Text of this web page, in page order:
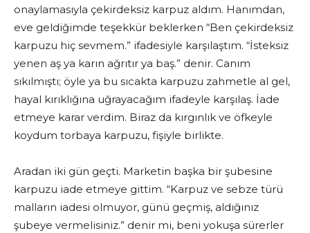
onaylamasıyla çekirdeksiz karpuz aldım. Hanımdan,
eve geldiğimde teşekkür beklerken “Ben çekirdeksiz
karpuzu hiç sevmem.” ifadesiyle karşılaştım. “İsteksiz
yenen aş ya karın ağrıtır ya baş.” denir. Canım
sıkılmıştı; öyle ya bu sıcakta karpuzu zahmetle al gel,
hayal kırıklığına uğrayacağım ifadeyle karşılaş. İade
etmeye karar verdim. Biraz da kırgınlık ve öfkeyle
koydum torbaya karpuzu, fişiyle birlikte.
Aradan iki gün geçti. Marketin başka bir şubesine
karpuzu iade etmeye gittim. “Karpuz ve sebze türü
malların iadesi olmuyor, günü geçmiş, aldığınız
şubeye vermelisiniz.” denir mi, beni yokuşa sürerler